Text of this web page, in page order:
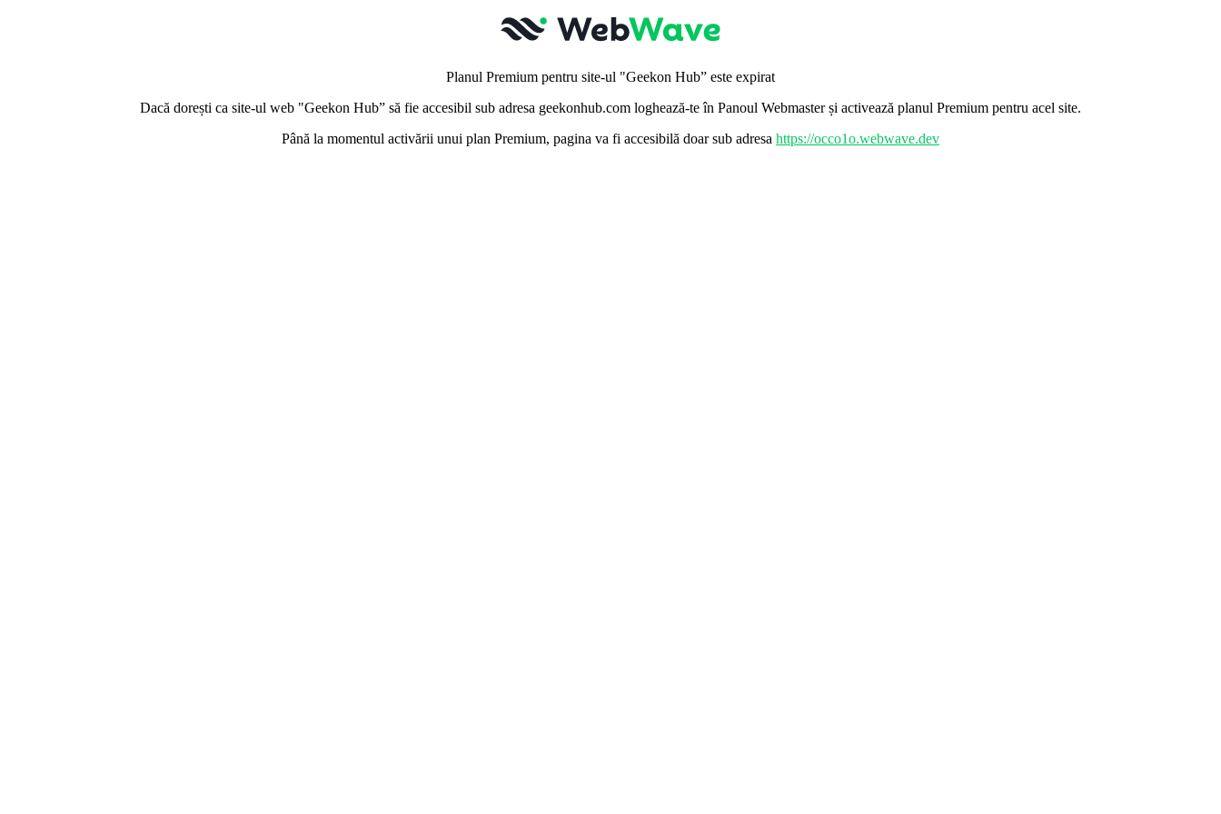
Planul Premium pentru site-ul "Geekon Hub” este expirat
Dacă dorești ca site-ul web "Geekon Hub” să fie accesibil sub adresa geekonhub.com loghează-te în Panoul Webmaster și activează planul Premium pentru acel site.
Până la momentul activării unui plan Premium, pagina va fi accesibilă doar sub adresa https://occo1o.webwave.dev